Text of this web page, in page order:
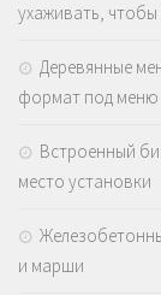
ухаживать,
Деревянные
формат под меню
Встроенный
место установки
и марши